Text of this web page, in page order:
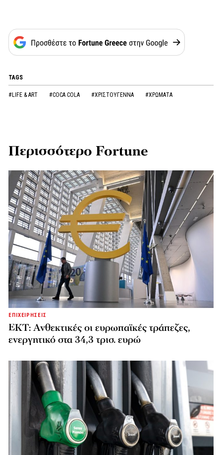
TAGS
#LIFE & ART #COCA COLA #ΧΡΙΣΤΟΥΓΕΝΝΑ #ΧΡΩΜΑΤΑ
Περισσότερο Fortune
ΕΠΙΧΕΙΡΗΣΕΙΣ
ΕΚΤ: Ανθεκτικές οι ευρωπαϊκές τράπεζες,
ενεργητικό στα 34,3 τρισ. ευρώ